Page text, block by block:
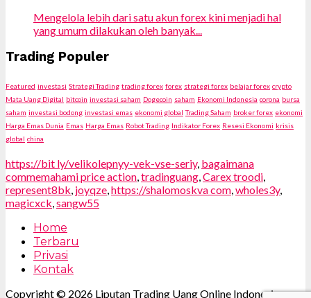
Mengelola lebih dari satu akun forex kini menjadi hal
yang umum dilakukan oleh banyak...
Trading Populer
Featured investasi Strategi Trading trading forex forex strategi forex belajar forex crypto
Mata Uang Digital bitcoin investasi saham Dogecoin saham Ekonomi Indonesia corona bursa
saham investasi bodong investasi emas ekonomi global Trading Saham broker forex ekonomi
Harga Emas Dunia Emas Harga Emas Robot Trading Indikator Forex Resesi Ekonomi krisis
global china
https://bit ly/velikolepnyy-vek-vse-seriy, bagaimana
commemahami price action tradinguang Carex troodi
represent8bk joyqze https://shalomoskva com wholes3y,
magicxck sangw55
Home
Terbaru
Privasi
Kontak
Copyright © 2026 Liputan Trading Uang Online Indonesia.